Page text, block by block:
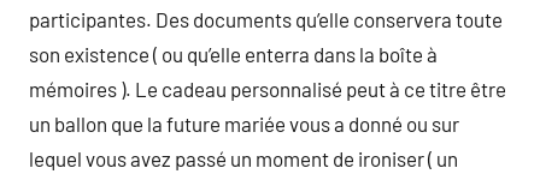
participantes. Des documents qu’elle conservera toute
son existence ( ou qu’elle enterra dans la boîte à
mémoires ). Le cadeau personnalisé peut à ce titre être
un ballon que la future mariée vous a donné ou sur
lequel vous avez passé un moment de ironiser ( un